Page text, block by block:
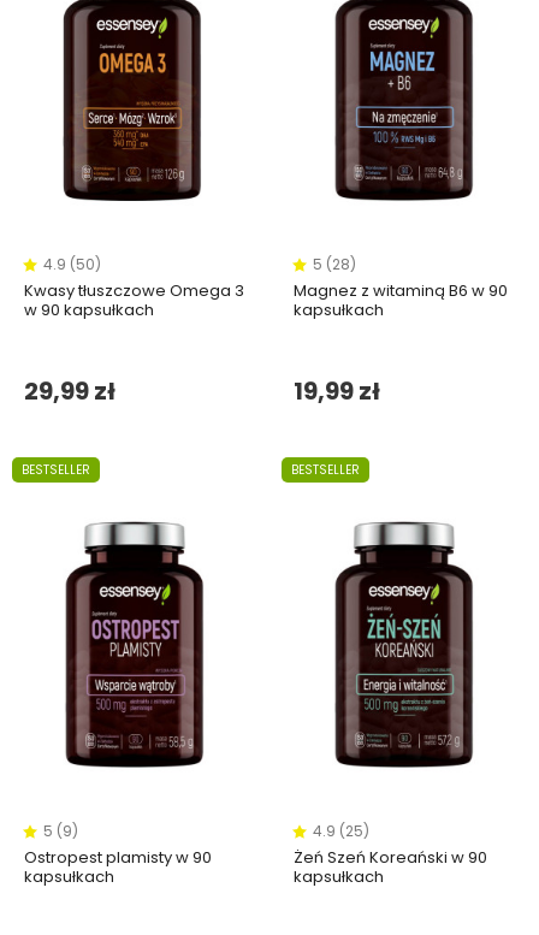
4.9 (50)
Kwasy tłuszczowe Omega 3
w 90 kapsułkach
29,99 zł
5 (28)
Magnez z witaminą B6 w 90
kapsułkach
19,99 zł
BESTSELLER
5 (9)
Ostropest plamisty w 90
kapsułkach
BESTSELLER
4.9 (25)
Żeń Szeń Koreański w 90
kapsułkach